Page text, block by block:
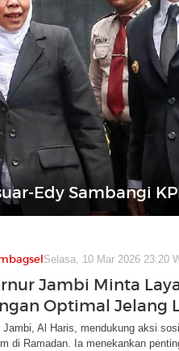
Edy Sambangi
Selasa, 10 Mar 2026 23:20
Jambi Minta
Optimal Jelang
Jambi, Al Haris, mendukung aksi
di Ramadan. Ia menekankan